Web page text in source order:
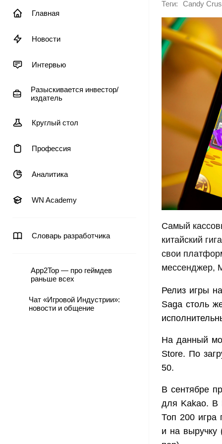
Главная
Новости
Интервью
Разыскивается инвестор/
издатель
Круглый стол
Профессия
Аналитика
WN Academy
Словарь разработчика
App2Top — про геймдев
раньше всех
Чат «Игровой Индустрии»:
новости и общение
Теги: Candy
Самый
китайский
свои
мессенджер,
Релиз игры
Saga столь
На данный
Store. По
50.
В сентябре
для Kakao. В
Топ 200 игра
и на выручку